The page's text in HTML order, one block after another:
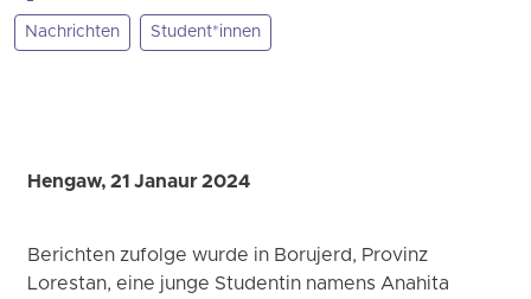
Nachrichten Student*innen
Hengaw, 21 Janaur 2024
Berichten zufolge wurde in Borujerd, Provinz
Lorestan, eine junge Studentin namens Anahita